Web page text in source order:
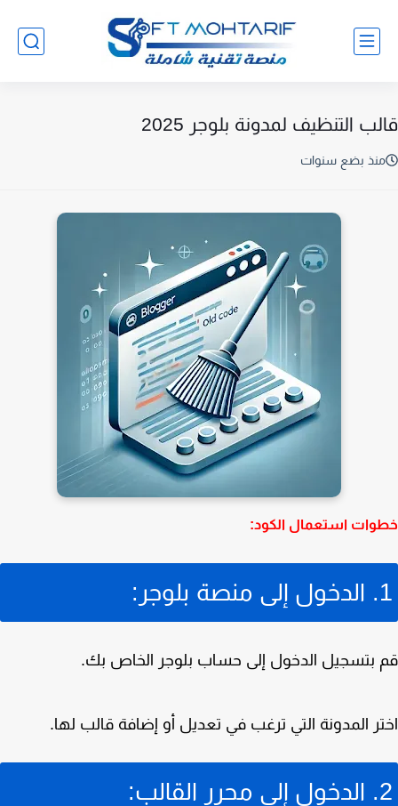
قالب التنظيف لمدونة بلوجر 2025
منذ بضع سنوات
خطوات استعمال الكود:
1. الدخول إلى منصة بلوجر:
قم بتسجيل الدخول إلى حساب بلوجر الخاص بك.
اختر المدونة التي ترغب في تعديل أو إضافة قالب لها.
2. الدخول إلى محرر القالب: